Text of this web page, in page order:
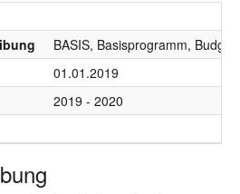
BASIS, Basisprogramm,
01.01.2019
2019 - 2020